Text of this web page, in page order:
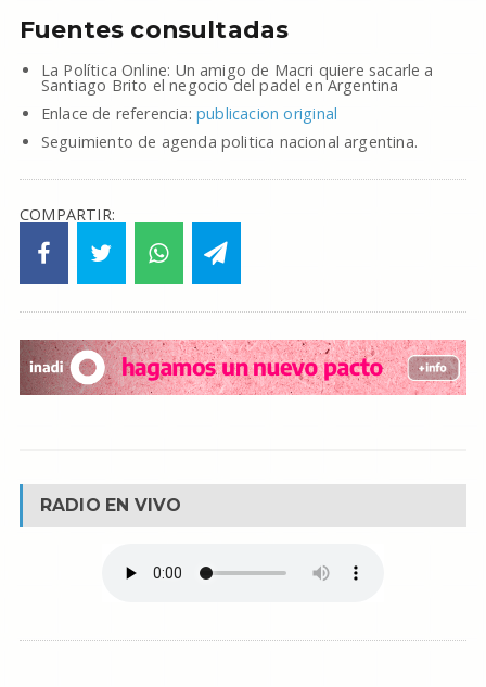
Fuentes consultadas
La Política Online: Un amigo de Macri quiere sacarle a
Santiago Brito el negocio del padel en Argentina
Enlace de referencia: publicacion original
Seguimiento de agenda politica nacional argentina.
COMPARTIR:
RADIO EN VIVO